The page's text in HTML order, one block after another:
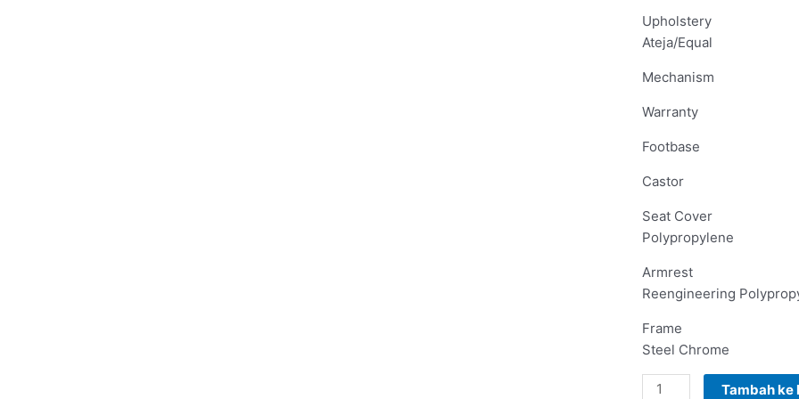
Upholstery
Ateja/Equal
Mechanism
Warranty
Footbase
Castor
Seat Cover
Polypropylene
Armrest
Reengineering
Frame
Steel Chrome
Tambah ke